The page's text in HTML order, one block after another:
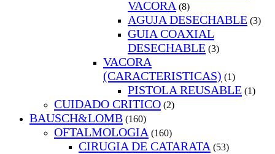
VACORA (8)
AGUJA DESECHABLE (3)
GUIA COAXIAL
DESECHABLE (3)
VACORA
(CARACTERISTICAS) (1)
PISTOLA REUSABLE (1)
CUIDADO CRITICO (2)
BAUSCH&LOMB (160)
OFTALMOLOGIA (160)
CIRUGIA DE CATARATA (53)